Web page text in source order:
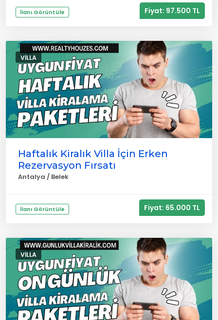
İlanı Görüntüle Fiyat: 97.500 TL
VILLA
Haftalık Kiralık Villa İçin Erken
Rezervasyon Fırsatı
Antalya / Belek
İlanı Görüntüle Fiyat: 65.000 TL
VILLA